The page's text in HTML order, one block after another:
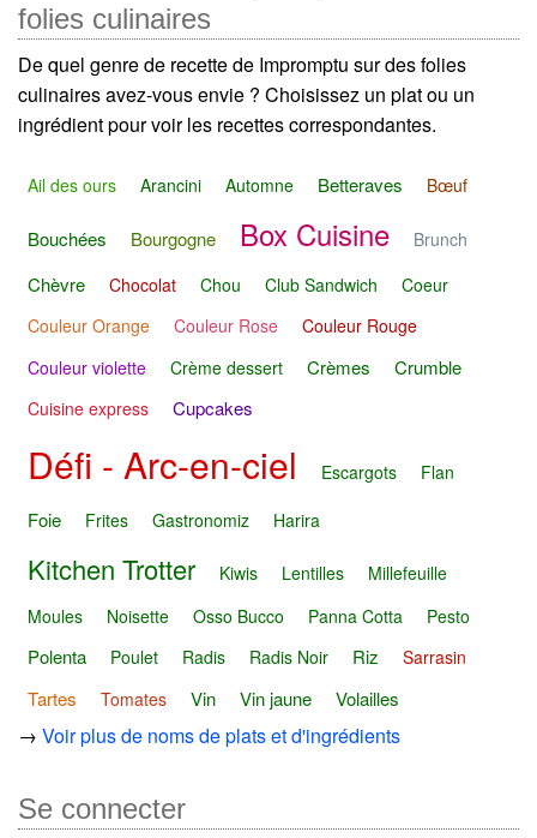
folies culinaires
De quel genre de recette de Impromptu sur des folies
culinaires avez-vous envie ? Choisissez un plat ou un
ingrédient pour voir les recettes correspondantes.
Ail des ours Arancini Automne Betteraves Bœuf
Bouchées Bourgogne Box Cuisine Brunch
Chèvre Chocolat Chou Club Sandwich
Coeur
Couleur Orange
Couleur Rose
Couleur Rouge
Couleur violette
Crème dessert Crèmes Crumble
Cuisine express Cupcakes
Défi - Arc-en-ciel Escargots Flan
Foie Frites Gastronomiz Harira
Kitchen Trotter Kiwis Lentilles
Millefeuille
Moules
Noisette Osso Bucco Panna Cotta Pesto
Polenta Poulet Radis Radis Noir Riz Sarrasin
Tartes Tomates Vin Vin jaune Volailles
→ Voir plus de noms de plats et d'ingrédients
Se connecter